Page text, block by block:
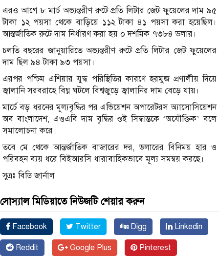
এরও আগে ৮ মার্চ অভ্যন্তরীণ রুটে প্রতি লিটার জেট ফুয়েলের দাম ৯৫
টাকা ১২ পয়সা থেকে বাড়িয়ে ১১২ টাকা ৪১ পয়সা করা হয়েছিল।
আন্তর্জাতিক রুটে দাম নির্ধারণ করা হয় ০ দশমিক ৭৩৮৪ ডলার।
চলতি বছরের জানুয়ারিতে অভ্যন্তরীণ রুটে প্রতি লিটার জেট ফুয়েলের
দাম ছিল ৯৪ টাকা ৯৩ পয়সা।
এরপর পশ্চিম এশিয়ার যুদ্ধ পরিস্থিতির কারণে হরমুজ প্রণালীয় দিয়ে
জ্বালানি সরবরাহে বিঘ্ন ঘটলে বিশ্বজুড়ে জ্বালানির দাম বেড়ে যায়।
মার্চে বড় ধরনের মূল্যবৃদ্ধির পর এভিয়েশন অপারেটরস অ্যাসোসিয়েশন
অব বাংলাদেশ, এওএবি দাম বৃদ্ধির ওই সিদ্ধান্তকে ‘অযৌক্তিক’ বলে
সমালোচনা করে।
তবে মে থেকে আন্তর্জাতিক বাজারের দর, ডলারের বিনিময় হার ও
পরিবহন ব্যয় ধরে বিইআরসি ধারাবাহিকভাবে মূল্য সমন্বয় করছে।
সুত্রঃ বিডি জার্নাল
সোস্যাল মিডিয়াতে নিউজটি শেয়ার করুন
Facebook Twitter Digg Linkedin
Reddit Google Plus Pinterest